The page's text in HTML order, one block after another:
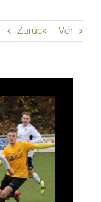
Zurück Vor